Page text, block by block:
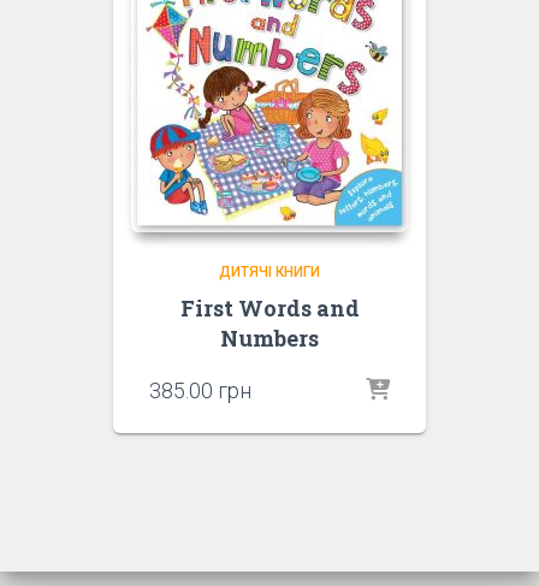
ДИТЯЧІ КНИГИ
First Words and
Numbers
385.00 грн